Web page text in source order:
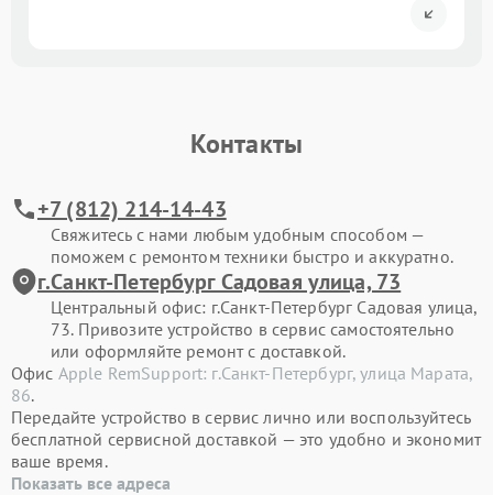
Контакты
+7 (812) 214-14-43
Свяжитесь с нами любым удобным способом —
поможем с ремонтом техники быстро и аккуратно.
г.Санкт-Петербург Садовая улица, 73
Центральный офис: г.Санкт-Петербург Садовая улица,
73. Привозите устройство в сервис самостоятельно
или оформляйте ремонт с доставкой.
Офис Apple RemSupport: г.Санкт-Петербург, улица Марата,
86.
Передайте устройство в сервис лично или воспользуйтесь
бесплатной сервисной доставкой — это удобно и экономит
ваше время.
Показать все адреса